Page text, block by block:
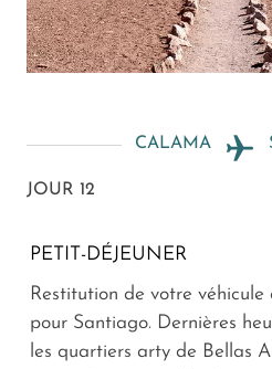
CALAMA
JOUR 12
PETIT-DÉJEUNER
Restitution de votre véhicule
pour Santiago. Dernières
les quartiers arty de Bellas